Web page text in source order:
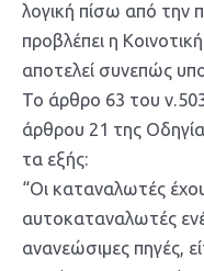
λογική πίσω από την
προβλέπει η
αποτελεί συνεπώς
Το άρθρο 63 του
άρθρου 21 της
τα εξής:
“Οι καταναλωτές
αυτοκαταναλωτές
ανανεώσιμες πηγές,